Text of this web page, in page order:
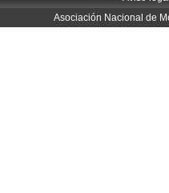
Asociación Nacional de